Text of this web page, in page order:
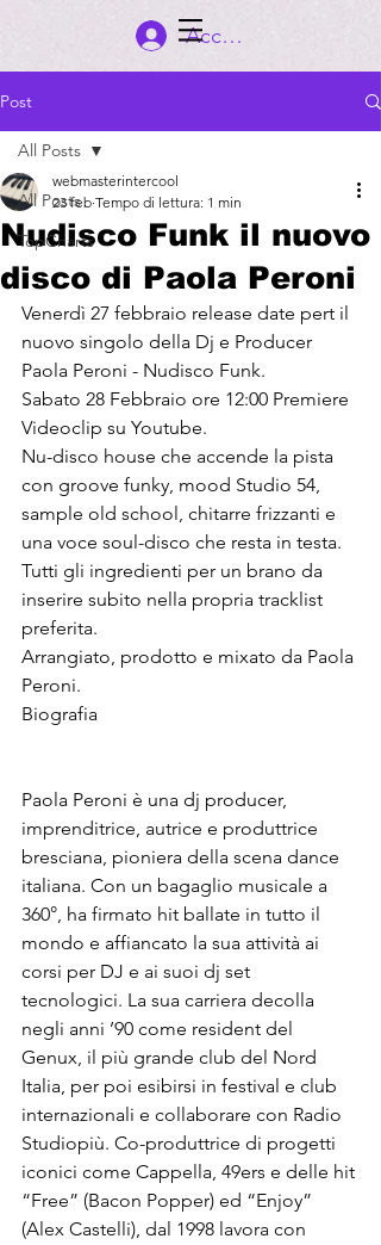
Accedi
Post
All Posts
TopCharts
All Posts
Nudisco Funk il nuovo
disco di Paola Peroni
webmasterintercool
23 feb Tempo di lettura: 1 min
Venerdì 27 febbraio release date pert il
nuovo singolo della Dj e Producer
Paola Peroni - Nudisco Funk.
Sabato 28 Febbraio ore 12:00 Premiere
Videoclip su Youtube.
Nu-disco house che accende la pista
con groove funky, mood Studio 54,
sample old school, chitarre frizzanti e
una voce soul-disco che resta in testa.
Tutti gli ingredienti per un brano da
inserire subito nella propria tracklist
preferita.
Arrangiato, prodotto e mixato da Paola
Peroni.
Biografia
Paola Peroni è una dj producer,
imprenditrice, autrice e produttrice
bresciana, pioniera della scena dance
italiana. Con un bagaglio musicale a
360°, ha firmato hit ballate in tutto il
mondo e affiancato la sua attività ai
corsi per DJ e ai suoi dj set
tecnologici. La sua carriera decolla
negli anni ’90 come resident del
Genux, il più grande club del Nord
Italia, per poi esibirsi in festival e club
internazionali e collaborare con Radio
Studiopiù. Co-produttrice di progetti
iconici come Cappella, 49ers e delle hit
“Free” (Bacon Popper) ed “Enjoy”
(Alex Castelli), dal 1998 lavora con